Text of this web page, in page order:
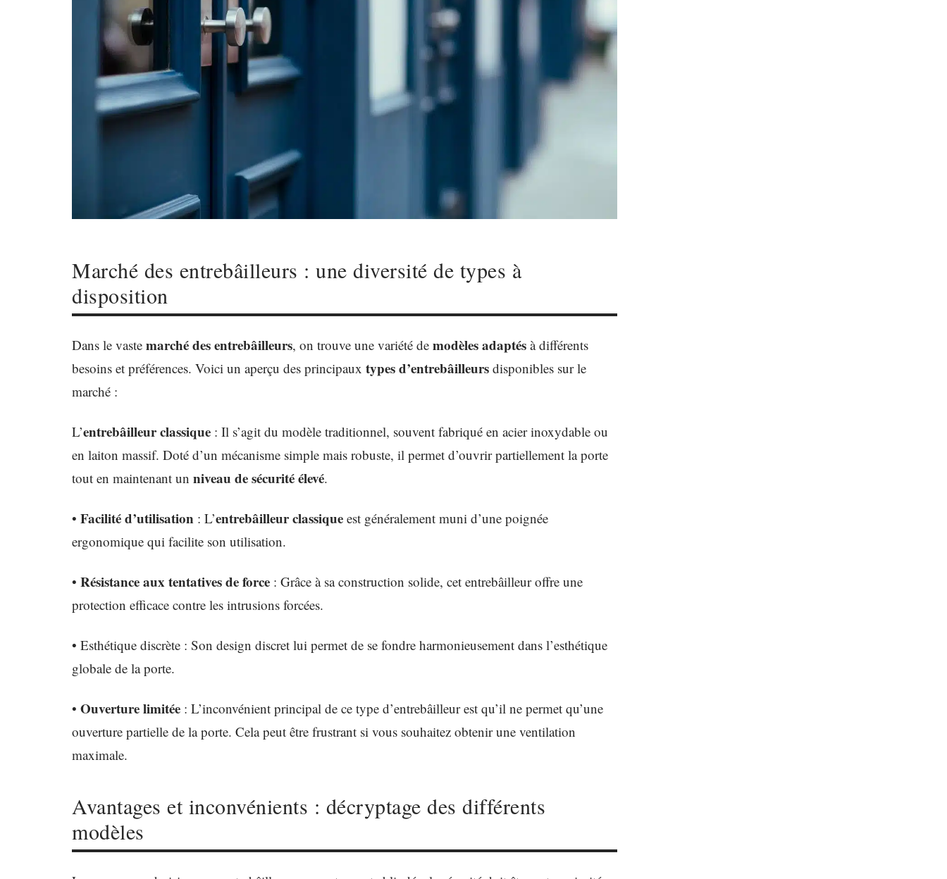
Marché des entrebâilleurs : une diversité de types à
disposition
Dans le vaste marché des entrebâilleurs, on trouve une variété de modèles adaptés à différents
besoins et préférences. Voici un aperçu des principaux types d’entrebâilleurs disponibles sur le
marché :
L’entrebâilleur classique : Il s’agit du modèle traditionnel, souvent fabriqué en acier inoxydable ou
en laiton massif. Doté d’un mécanisme simple mais robuste, il permet d’ouvrir partiellement la porte
tout en maintenant un niveau de sécurité élevé.
• Facilité d’utilisation : L’entrebâilleur classique est généralement muni d’une poignée
ergonomique qui facilite son utilisation.
• Résistance aux tentatives de force : Grâce à sa construction solide, cet entrebâilleur offre une
protection efficace contre les intrusions forcées.
• Esthétique discrète : Son design discret lui permet de se fondre harmonieusement dans l’esthétique
globale de la porte.
• Ouverture limitée : L’inconvénient principal de ce type d’entrebâilleur est qu’il ne permet qu’une
ouverture partielle de la porte. Cela peut être frustrant si vous souhaitez obtenir une ventilation
maximale.
Avantages et inconvénients : décryptage des différents
modèles